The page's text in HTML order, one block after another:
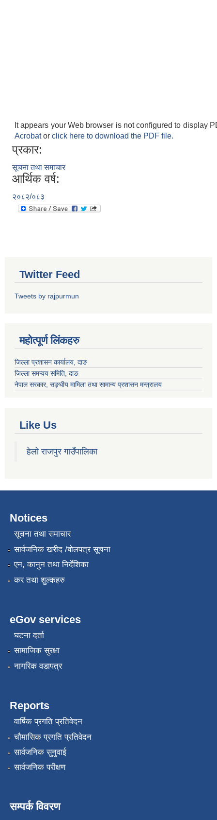
It appears your Web browser is not configured to display
Acrobator click here to download the PDF file.
प्रकार:
सूचना तथा समाचार
आर्थिक वर्ष:
२०८२/०८३
Twitter Feed
Tweets by rajpurmun
महोत्पूर्ण लिंकहरु
जिल्ला प्रशासन कार्यालय, दाङ
जिल्ला समन्वय समिति, दाङ
नेपाल सरकार, सङ्घीय मामिला तथा सामान्य प्रशासन मन्त्रालय
Like Us
हेलो राजपुर गाउँपालिका
Notices
सूचना तथा समाचार
सार्वजनिक खरीद /बोलपत्र सूचना
एन, कानुन तथा निर्देशिका
कर तथा शुल्कहरु
eGov services
घटना दर्ता
सामाजिक सुरक्षा
नागरिक वडापत्र
Reports
वार्षिक प्रगति प्रतिवेदन
चौमासिक प्रगति प्रतिवेदन
सार्वजनिक सुनुवाई
सार्वजनिक परीक्षण
सम्पर्क विवरण